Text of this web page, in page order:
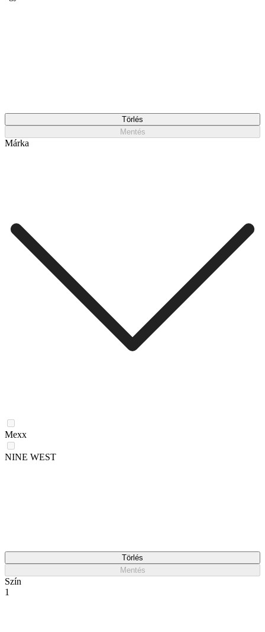
Törlés
Mentés
Márka
Mexx
NINE WEST
Törlés
Mentés
Szín
1